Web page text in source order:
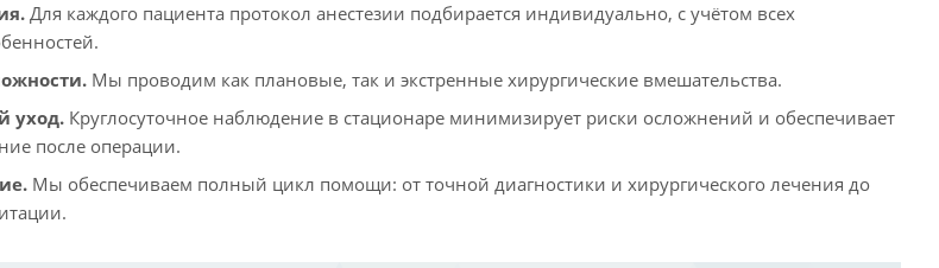
Для каждого пациента протокол анестезии подбирается индивидуально, с учётом всех
Мы проводим как плановые, так и экстренные хирургические вмешательства.
уход. Круглосуточное наблюдение в стационаре минимизирует риски осложнений и обеспечивает
после операции.
Мы обеспечиваем полный цикл помощи: от точной диагностики и хирургического лечения до